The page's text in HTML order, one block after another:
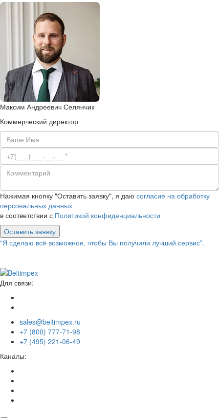
Максим Андреевич Селянчик
Коммерческий директор
Нажимая кнопку "Оставить заявку", я даю согласие на обработку
персональных данных
в соответствии с Политикой конфиденциальности
Оставить заявку
“Я сделаю всё возможное, чтобы Вы получили лучший сервис”.
Для связи:
sales@beltimpex.ru
+7 (800) 777-71-98
+7 (495) 221-06-49
Каналы: